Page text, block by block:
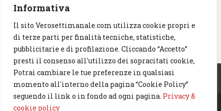
Informativa
Il sito Verosettimanale.com utilizza cookie propri e
di terze parti per finalità tecniche, statistiche,
pubblicitarie e di profilazione. Cliccando “Accetto”
presti il consenso all'utilizzo dei sopracitati cookie,
Potrai cambiare le tue preferenze in qualsiasi
momento all'interno della pagina “Cookie Policy”
seguendo il link o in fondo ad ogni pagina. Privacy &
cookie policy
Eventi(330)
Artisti (241)
News(239)
Cerca